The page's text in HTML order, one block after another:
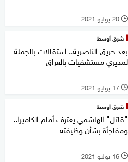
l 20 يوليو 2021
شرق أوسط
بعد حريق الناصرية.. استقالات بالجملة
لمديري مستشفيات بالعراق
l 17 يوليو 2021
شرق أوسط
"قاتل" الهاشمي يعترف أمام الكاميرا..
ومفاجأة بشأن وظيفته
l 16 يوليو 2021